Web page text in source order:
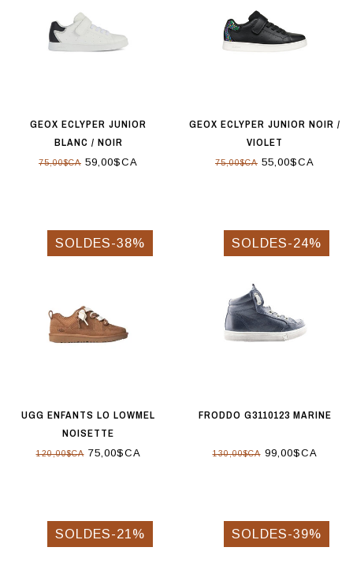
GEOX ECLYPER JUNIOR
BLANC / NOIR
75,00$CA 59,00$CA
GEOX ECLYPER JUNIOR NOIR /
VIOLET
75,00$CA 55,00$CA
SOLDES-38%
UGG ENFANTS LO LOWMEL
NOISETTE
120,00$CA75,00$CA
SOLDES-24%
FRODDO G3110123 MARINE
130,00$CA99,00$CA
SOLDES-21% SOLDES-39%